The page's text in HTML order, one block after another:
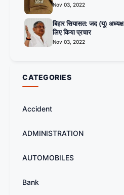
Nov 03, 2022
बिहार सियासत: जद (यू)
लिए किया प्रचार
Nov 03, 2022
CATEGORIES
Accident
ADMINISTRATION
AUTOMOBILES
Bank